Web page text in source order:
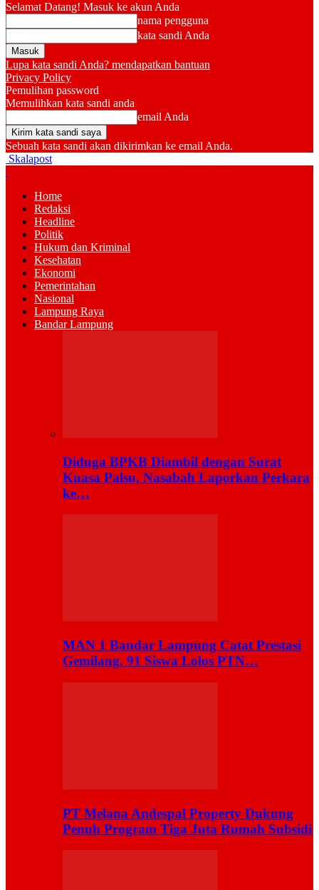
Selamat Datang! Masuk ke akun Anda
nama pengguna
kata sandi Anda
Lupa kata sandi Anda? mendapatkan bantuan
Privacy Policy
Pemulihan password
Memulihkan kata sandi anda
email Anda
Sebuah kata sandi akan dikirimkan ke email Anda.
Skalapost
Home
Redaksi
Headline
Politik
Hukum dan Kriminal
Kesehatan
Ekonomi
Pemerintahan
Nasional
Lampung Raya
Bandar Lampung
Diduga BPKB Diambil dengan Surat
Kuasa Palsu, Nasabah Laporkan Perkara
ke…
MAN 1 Bandar Lampung Catat Prestasi
Gemilang, 91 Siswa Lolos PTN…
PT Melana Andespal Property Dukung
Penuh Program Tiga Juta Rumah Subsidi